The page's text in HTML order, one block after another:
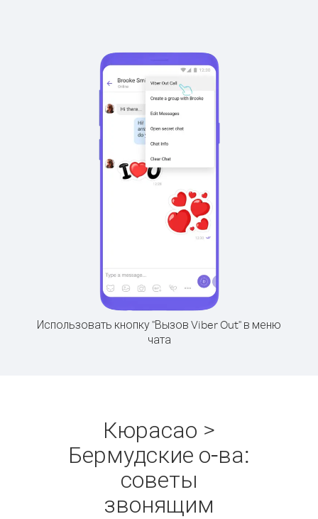
Использовать кнопку "Вызов Viber Out" в меню
чата
Кюрасао >
Бермудские о-ва:
советы
звонящим